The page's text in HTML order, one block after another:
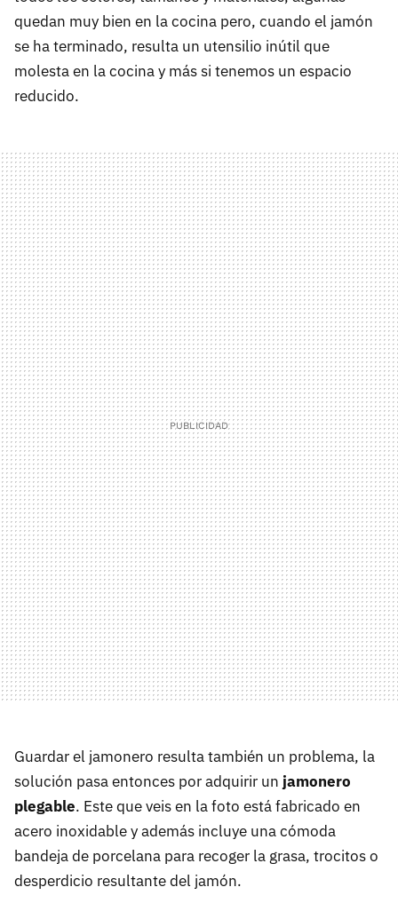
quedan muy bien en la cocina pero, cuando el jamón
se ha terminado, resulta un utensilio inútil que
molesta en la cocina y más si tenemos un espacio
reducido.
Guardar el jamonero resulta también un problema, la
solución pasa entonces por adquirir un jamonero
plegable. Este que veis en la foto está fabricado en
acero inoxidable y además incluye una cómoda
bandeja de porcelana para recoger la grasa, trocitos o
desperdicio resultante del jamón.